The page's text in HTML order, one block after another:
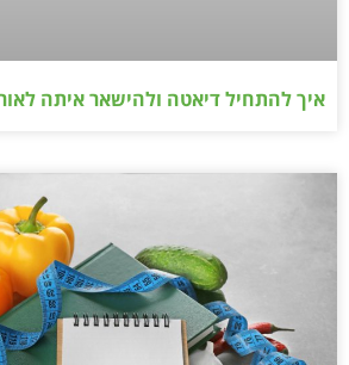
איך להתחיל דיאטה ולהישאר איתה